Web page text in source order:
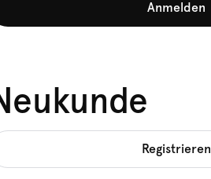
Anmelden
Registrieren